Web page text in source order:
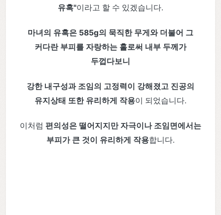
유혹"이라고 할 수 있겠습니다.
마녀의 유혹은 585g의 묵직한 무게와 더불어 그
커다란 부피를 자랑하는 홀로써 내부 두께가
두껍다보니
강한 내구성과 조임의 고정력이 강해졌고 진공의
유지상태 또한 유리하게 작용이 되었습니다.
이처럼 편의성은 떨어지지만 자극이나 조임면에서는
부피가 큰 것이 유리하게 작용합니다.